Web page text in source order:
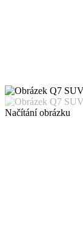
Načítání obrázku